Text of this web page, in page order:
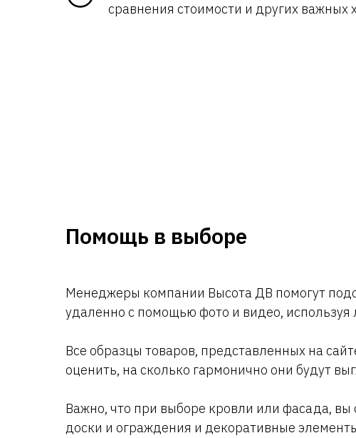
сравнения стоимости и других важных
Помощь в выборе
Менеджеры компании Высота ДВ помогут
удаленно с помощью фото и видео,
Все образцы товаров, представленных на
оценить, на сколько гармонично они будут
Важно, что при выборе кровли или фасада,
доски и ограждения и декоративные